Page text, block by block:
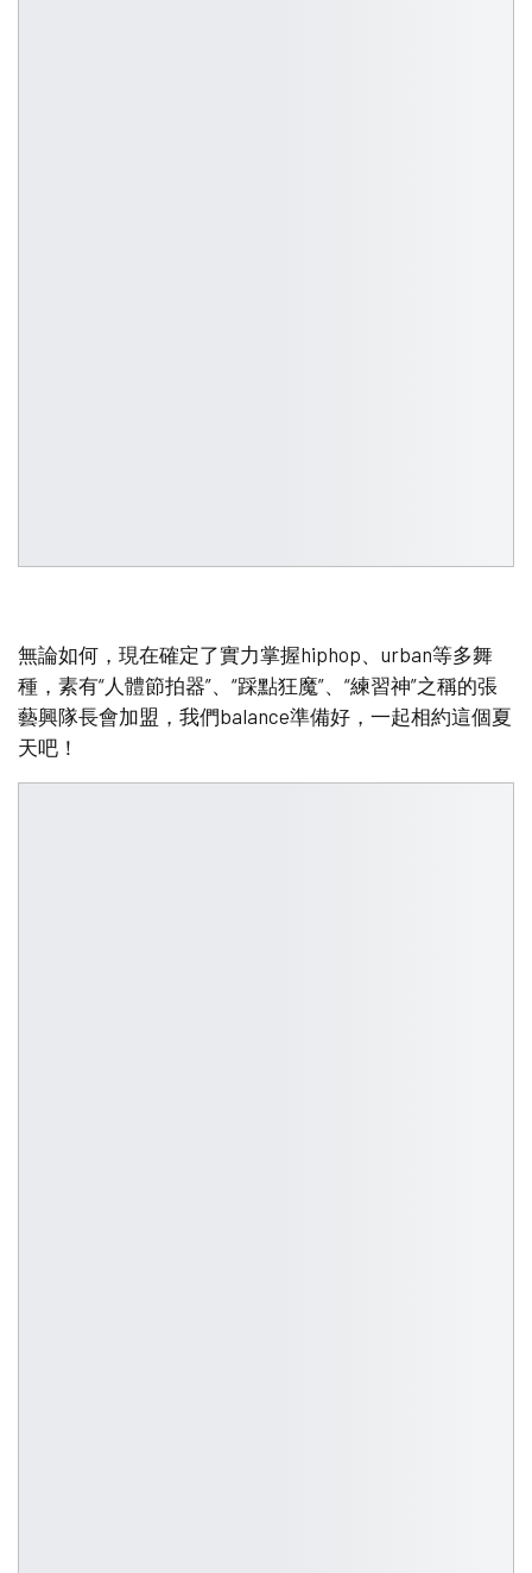
無論如何，現在確定了實力掌握hiphop、urban等多舞
種，素有“人體節拍器”、“踩點狂魔”、“練習神”之稱的張
藝興隊長會加盟，我們balance準備好，一起相約這個夏
天吧！